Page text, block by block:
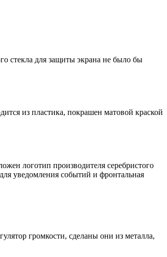
стекла для защиты экрана не было бы
из пластика, покрашен матовой краской
логотип производителя серебристого
уведомления событий и фронтальная
громкости, сделаны они из металла,